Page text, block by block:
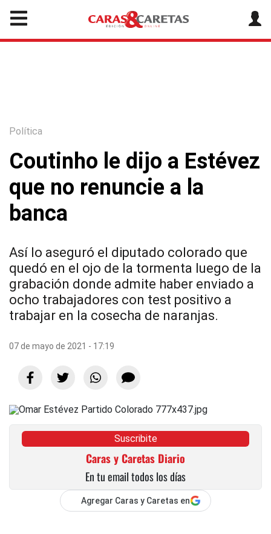
Política
Coutinho le dijo a Estévez
que no renuncie a la
banca
Así lo aseguró el diputado colorado que
quedó en el ojo de la tormenta luego de la
grabación donde admite haber enviado a
ocho trabajadores con test positivo a
trabajar en la cosecha de naranjas.
07 de mayo de 2021 - 17:19
Suscribite
Caras y Caretas Diario
En tu email todos los días
Agregar Caras y Caretas en